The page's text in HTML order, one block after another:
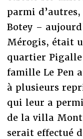
parmi
Botey –
Mérogis, était
quartier Pigalle
famille Le Pen
à plusieurs
qui leur a
de la villa
serait effectué